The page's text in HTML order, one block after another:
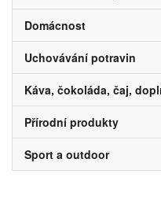
Domácnost
Uchovávání potravin
Káva, čokoláda, čaj,
Přírodní produkty
Sport a outdoor